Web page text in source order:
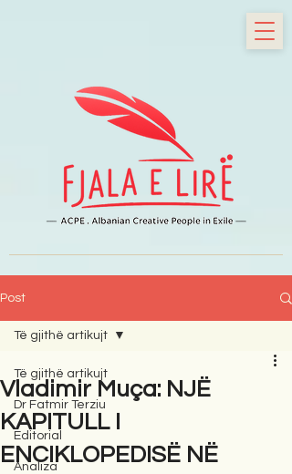
Post
Të gjithë artikujt
Dr Fatmir Terziu
Editorial
Analiza
Të gjithë artikujt
Vladimir Muça: NJË
KAPITULL I
ENCIKLOPEDISË NË